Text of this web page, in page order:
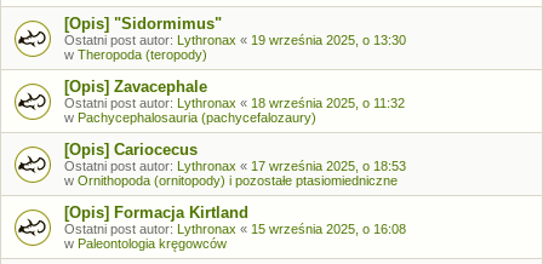
[Opis] "Sidormimus"
Ostatni post autor: Lythronax « 19 września 2025, o 13:30
w Theropoda (teropody)
[Opis] Zavacephale
Ostatni post autor: Lythronax « 18 września 2025, o 11:32
w Pachycephalosauria (pachycefalozaury)
[Opis] Cariocecus
Ostatni post autor: Lythronax « 17 września 2025, o 18:53
w Ornithopoda (ornitopody) i pozostałe ptasiomiedniczne
[Opis] Formacja Kirtland
Ostatni post autor: Lythronax « 15 września 2025, o 16:08
w Paleontologia kręgowców